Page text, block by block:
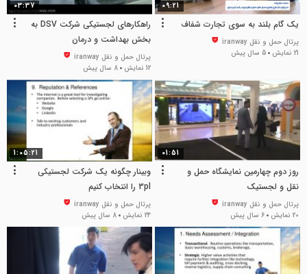
09:21
یک گام بلند به سوی تجارت شفاف
پرتال حمل و نقل iranway
21 نمایش
5 سال پیش
03:37
راهکارهای لجستیکی شرکت DSV به
بخش بهداشت و درمان
پرتال حمل و نقل iranway
12 نمایش
8 سال پیش
01:51
روز دوم چهارمین نمایشگاه حمل و
نقل و لجستیک
پرتال حمل و نقل iranway
20 نمایش
6 سال پیش
1:05:21
وبینار چگونه یک شرکت لجستیکی
3pl را انتخاب کنیم
پرتال حمل و نقل iranway
24 نمایش
8 سال پیش